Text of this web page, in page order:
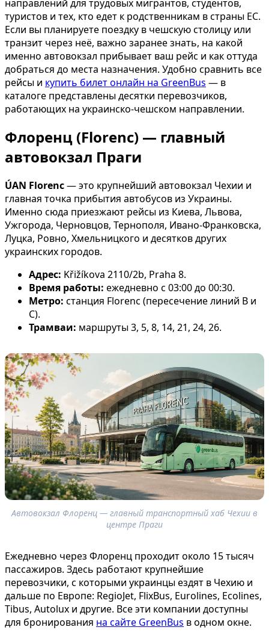
направлений для трудовых мигрантов, студентов,
туристов и тех, кто едет к родственникам в страны ЕС.
Если вы планируете поездку в чешскую столицу или
транзит через неё, важно заранее знать, на какой
именно автовокзал прибывает ваш рейс и как оттуда
добраться до места назначения. Удобно сравнить все
рейсы и купить билет онлайн на GreenBus — в
каталоге представлены десятки перевозчиков,
работающих на украинско-чешском направлении.
Флоренц (Florenc) — главный
автовокзал Праги
ÚAN Florenc— это крупнейший автовокзал Чехии и
главная точка прибытия автобусов из Украины.
Именно сюда приезжают рейсы из Киева, Львова,
Ужгорода, Черновцов, Тернополя, Ивано-Франковска,
Луцка, Ровно, Хмельницкого и десятков других
украинских городов.
Адрес: Křižíkova 2110/2b, Praha 8.
Время работы: ежедневно с 03:00 до 00:30.
Метро: станция Florenc (пересечение линий B и
C).
Трамваи: маршруты 3, 5, 8, 14, 21, 24, 26.
Автовокзал Флоренц — главный транспортный хаб Чехии в
центре Праги
Ежедневно через Флоренц проходит около 15 тысяч
пассажиров. Здесь работают крупнейшие
перевозчики, с которыми украинцы ездят в Чехию и
дальше по Европе: RegioJet, FlixBus, Eurolines, Ecolines,
Tibus, Autolux и другие. Все эти компании доступны
для бронирования на сайте GreenBus в одном окне.